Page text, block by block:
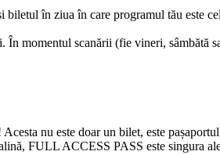
în ziua în care programul tău este
momentul scanării (fie vineri,
nu este doar un bilet, este
FULL ACCESS PASS este singura